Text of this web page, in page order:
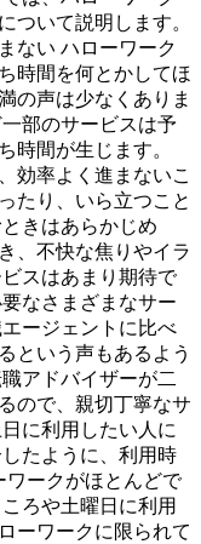
ついて説明します。
ない ハローワーク
時間を何とかしてほ
の声は少なくありま
部のサービスは予
時間が生じます。
効率よく進まないこ
たり、いら立つこと
きはあらかじめ
、不快な焦りやイラ
スはあまり期待で
なさまざまなサー
ージェントに比べ
という声もあるよう
アドバイザーが二
ので、親切丁寧なサ
に利用したい人に
たように、利用時
ワークがほとんどで
ろや土曜日に利用
ーワークに限られて